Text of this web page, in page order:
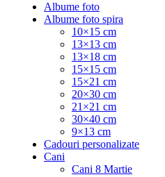
Albume foto
Albume foto spira
10×15 cm
13×13 cm
13×18 cm
15×15 cm
15×21 cm
20×30 cm
21×21 cm
30×40 cm
9×13 cm
Cadouri personalizate
Cani
Cani 8 Martie